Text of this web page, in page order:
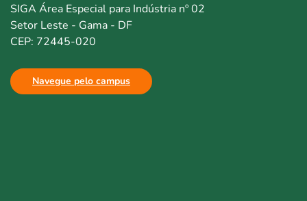
SIGA Área Especial para Indústria nº 02
Setor Leste - Gama - DF
CEP: 72445-020
Navegue pelo campus